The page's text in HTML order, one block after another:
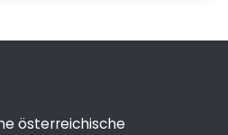
österreichische